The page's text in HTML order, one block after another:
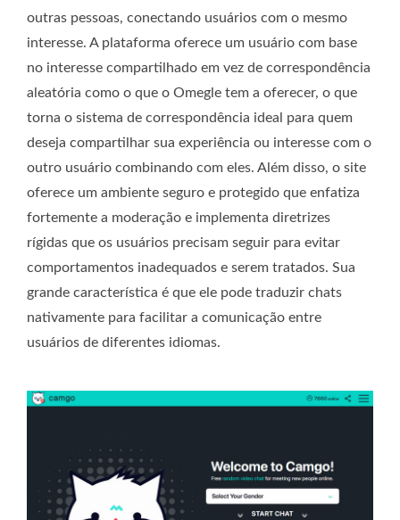
outras pessoas, conectando usuários com o mesmo
interesse. A plataforma oferece um usuário com base
no interesse compartilhado em vez de correspondência
aleatória como o que o Omegle tem a oferecer, o que
torna o sistema de correspondência ideal para quem
deseja compartilhar sua experiência ou interesse com o
outro usuário combinando com eles. Além disso, o site
oferece um ambiente seguro e protegido que enfatiza
fortemente a moderação e implementa diretrizes
rígidas que os usuários precisam seguir para evitar
comportamentos inadequados e serem tratados. Sua
grande característica é que ele pode traduzir chats
nativamente para facilitar a comunicação entre
usuários de diferentes idiomas.